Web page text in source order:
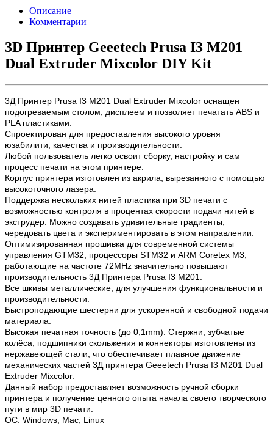
Описание
Комментарии
3D Принтер Geeetech Prusa I3 M201
Dual Extruder Mixcolor DIY Kit
3Д Принтер Prusa I3 M201 Dual Extruder Mixcolor оснащен
подогреваемым столом, дисплеем и позволяет печатать ABS и
PLA пластиками.
Спроектирован для предоставления высокого уровня
юзабилити, качества и производительности.
Любой пользователь легко освоит сборку, настройку и сам
процесс печати на этом принтере.
Корпус принтера изготовлен из акрила, вырезанного с помощью
высокоточного лазера.
Поддержка нескольких нитей пластика при 3D печати с
возможностью контроля в процентах скорости подачи нитей в
экструдер. Можно создавать удивительные градиенты,
чередовать цвета и экспериментировать в этом направлении.
Оптимизированная прошивка для современной системы
управления GTM32, процессоры STM32 и ARM Coretex M3,
работающие на частоте 72MHz значительно повышают
производительность 3Д Принтера Prusa I3 M201.
Все шкивы металлические, для улучшения функциональности и
производительности.
Быстроподающие шестерни для ускоренной и свободной подачи
материала.
Высокая печатная точность (до 0,1mm). Стержни, зубчатые
колёса, подшипники скольжения и коннекторы изготовлены из
нержавеющей стали, что обеспечивает плавное движение
механических частей 3Д принтера Geeetech Prusa I3 M201 Dual
Extruder Mixcolor.
Данный набор предоставляет возможность ручной сборки
принтера и получение ценного опыта начала своего творческого
пути в мир 3D печати.
ОС: Windows, Mac, Linux